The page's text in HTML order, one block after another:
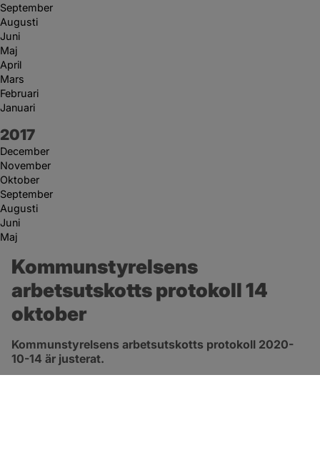
September
Augusti
Juni
Maj
April
Mars
Februari
Januari
År:
2017
December
November
Oktober
September
Augusti
Juni
Maj
Kommunstyrelsens
arbetsutskotts protokoll 14
oktober
Kommunstyrelsens arbetsutskotts protokoll 2020-
10-14 är justerat.